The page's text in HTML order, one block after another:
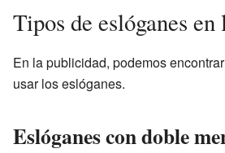
Tipos de eslóganes
En la publicidad, podemos
usar los eslóganes.
Eslóganes con doble